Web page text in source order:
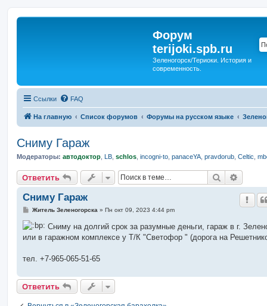
Форум
terijoki.spb.ru
Зеленогорск/Териоки. История и
современность.
Ссылки FAQ
На главную Список форумов Форумы на русском языке
Сниму Гараж
Модераторы: автодоктор LB schlos incogni-to panaceYA pravdorub Celtic
Ответить Поиск
Сниму Гараж
С
о
б
щ
и
Житель Зеленогорска » Пн окт 09, 2023 4:44 pm
Сниму на долгий срок за разумные деньги, гараж в г.
или в гаражном комплексе у Т/К "Светофор " (дорога на
тел. +7-965-065-51-65
Ответить